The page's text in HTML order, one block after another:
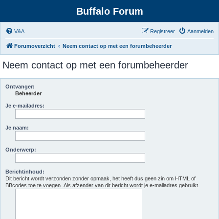
Buffalo Forum
V&A Aanmelden
Registreer
Forumoverzicht Neem contact op met een forumbeheerder
Neem contact op met een forumbeheerder
Ontvanger:
Beheerder
Je e-mailadres:
Je naam:
Onderwerp:
Berichtinhoud:
Dit bericht wordt verzonden zonder opmaak, het heeft dus geen zin om HTML of
BBcodes toe te voegen. Als afzender van dit bericht wordt je e-mailadres gebruikt.